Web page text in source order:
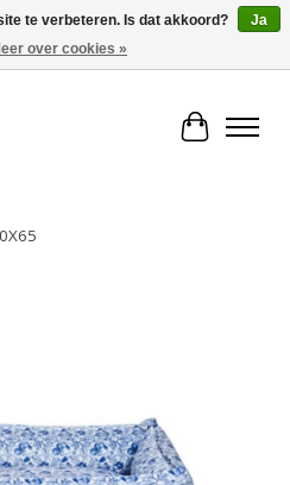
en meer!
te verbeteren. Is dat akkoord?
Ja
over cookies »